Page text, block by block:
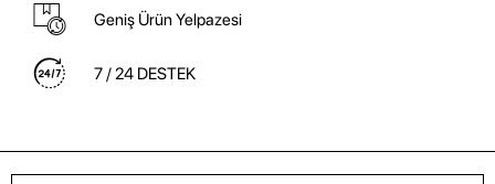
Geniş Ürün Yelpazesi
7 / 24 DESTEK